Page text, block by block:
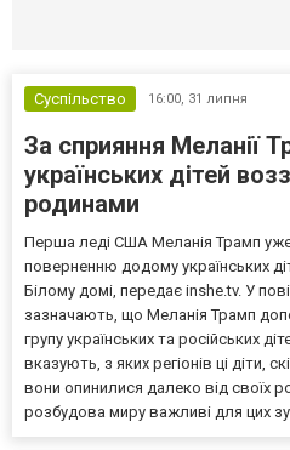
Суспільство 16:00, 31 липня
За сприяння Меланії
українських дітей
родинами
Перша леді США Меланія Трамп уже
поверненню додому українських
Білому домі, передає inshe.tv. У
зазначають, що Меланія Трамп
групу українських та російських
вказують, з яких регіонів ці діти,
вони опинилися далеко від своїх
розбудова миру важливі для цих